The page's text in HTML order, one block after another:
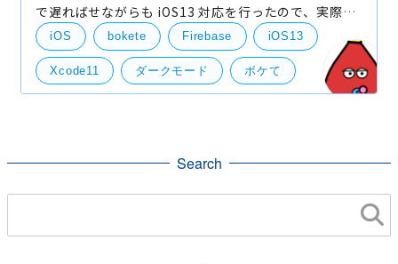
で遅ればせながらも iOS13 対応を行ったので、実際に
やったことをご紹介したいと思います。 ダークモード
無効化 iOS13 対応と聞いて真っ先に思いつくのがこの
ダ
iOS bokete Firebase iOS13
Xcode11 ダークモード ボケて
Search